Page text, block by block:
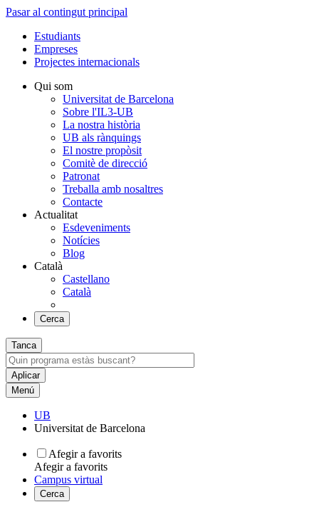
Pasar al contingut principal
Estudiants
Empreses
Projectes internacionals
Qui som
Universitat de Barcelona
Sobre l'IL3-UB
La nostra història
UB als rànquings
El nostre propòsit
Comitè de direcció
Patronat
Treballa amb nosaltres
Contacte
Actualitat
Esdeveniments
Notícies
Blog
Català
Castellano
Català
Cerca
Tanca
Menú
UB
Universitat de Barcelona
Afegir a favorits
Afegir a favorits
Campus virtual
Cerca